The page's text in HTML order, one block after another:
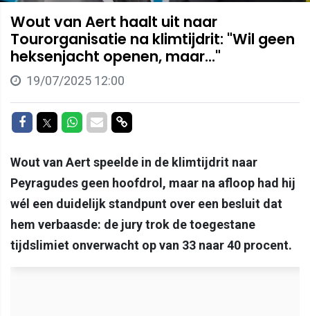
Wout van Aert haalt uit naar
Tourorganisatie na klimtijdrit: "Wil geen
heksenjacht openen, maar..."
19/07/2025 12:00
Delen op Facebook
Delen op Twitter
Delen op Whatsapp
Delen via Mail
Delen via link
Wout van Aert speelde in de klimtijdrit naar
Peyragudes geen hoofdrol, maar na afloop had hij
wél een duidelijk standpunt over een besluit dat
hem verbaasde: de jury trok de toegestane
tijdslimiet onverwacht op van 33 naar 40 procent.